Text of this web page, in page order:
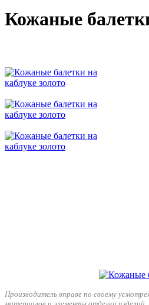
Кожаные
Производитель вправе по своему